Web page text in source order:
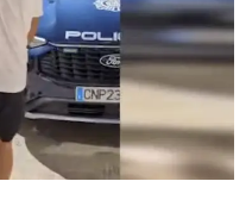
La rosa de los vientos
Gente viajera
Como el perro y el
Caso
Retornados
Equipo de
Operación Viuda
Extremadura
Galicia
La Rioja
Navarra
País Vasco
Virales
Televisión
Elecciones